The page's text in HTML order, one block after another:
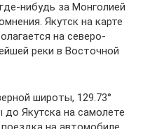
нибудь за Монголией
Якутск на карте
на северо-
реки в Восточной
широты, 129.73°
Якутска на самолете